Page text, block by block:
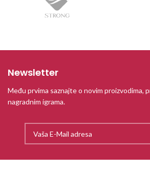
Newsletter
Među prvima saznajte o novim proizvodima,
nagradnim igrama.